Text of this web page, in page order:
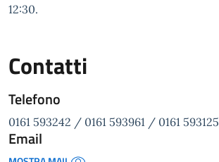
12:30.
Contatti
Telefono
0161 593242 / 0161 593961 / 0161 593125
Email